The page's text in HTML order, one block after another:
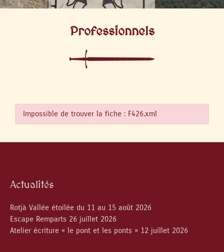
Professionnels
Impossible de trouver la fiche : F426.xml
Actualités
Rotjà Vallée étoilée du 11 au 15 août 2026
Escape Remparts 26 juillet 2026
Atelier écriture « le pont et les ponts » 12 juillet 2026